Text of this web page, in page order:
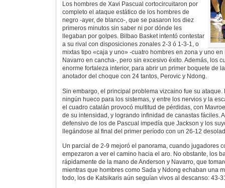
Los hombres de Xavi Pascual cortocircuitaron por
completo el ataque estático de los hombres de
negro -ayer, de blanco-, que se pasaron los diez
primeros minutos sin saber ni por dónde les
llegaban por golpes. Bilbao Basket intentó contestar
a su rival con disposiciones zonales 2-3 ó 1-3-1, o
mixtas tipo «caja y uno» -cuatro hombres en zona y uno
Navarro en cancha-, pero sin excesivo éxito. Además, los
enorme fortaleza interior, para abrir un primer boquete de
anotador del choque con 24 tantos, Perovic y Ndong.
Sin embargo, el principal problema vizcaino fue su
ningún hueco para los sistemas, y entre los nervios y la
el cuadro catalán provocó multitud de pérdidas, con
de su intensidad, y logrando infinidad de canastas fáciles.
defensivo de los de Pascual impedía que Jackson y los
llegándose al final del primer período con un 26-12
Un parcial de 2-9 mejoró el panorama, cuando jugadores
empezaron a ver el camino hacia el aro. No obstante, los
rápidamente de la mano de Anderson y Navarro, que
mientras que hombres como Sada y Ndong echaban una
todo, los de Katsikaris aún seguían vivos al descanso: 43-